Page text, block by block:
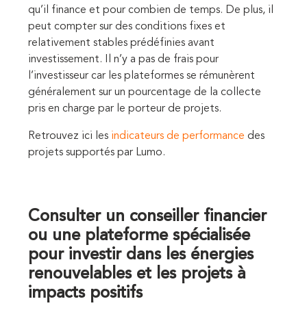
qu’il finance et pour combien de temps. De plus, il
peut compter sur des conditions fixes et
relativement stables prédéfinies avant
investissement. Il n’y a pas de frais pour
l’investisseur car les plateformes se rémunèrent
généralement sur un pourcentage de la collecte
pris en charge par le porteur de projets.
Retrouvez ici les indicateurs de performance des
projets supportés par Lumo.
Consulter un conseiller financier
ou une plateforme spécialisée
pour investir dans les énergies
renouvelables et les projets à
impacts positifs